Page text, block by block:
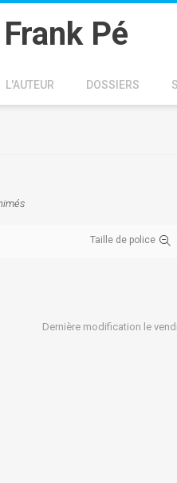
Frank Pé
L'AUTEUR DOSSIERS
Taille de police
Dernière modification le